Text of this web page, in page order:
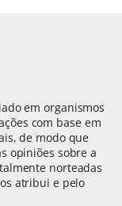
em organismos
com base em
de modo que
opiniões sobre a
norteadas
atribui e pelo